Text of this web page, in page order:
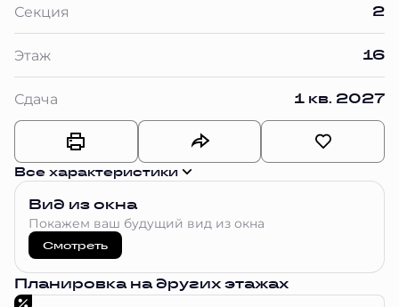
Секция 2
Этаж 16
Сдача 1 кв. 2027
Все характеристики
Вид из окна
Покажем ваш будущий вид из окна
Смотреть
Планировка на других этажах